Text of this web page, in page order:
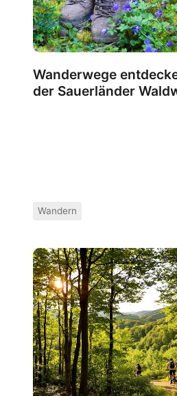
Wanderwege
der Sauerländer
Wandern